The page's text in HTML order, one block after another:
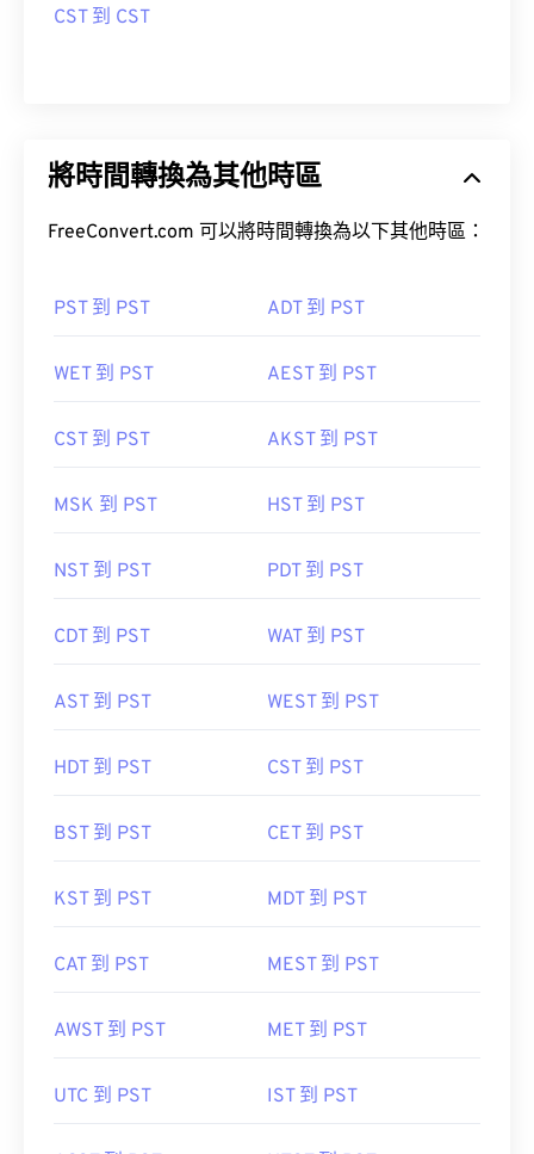
CST 到 CST
將時間轉換為其他時區
FreeConvert.com 可以將時間轉換為以下其他時區：
PST 到 PST ADT 到 PST
WET 到 PST AEST 到 PST
CST 到 PST AKST 到 PST
MSK 到 PST HST 到 PST
NST 到 PST PDT 到 PST
CDT 到 PST WAT 到 PST
AST 到 PST WEST 到 PST
HDT 到 PST CST 到 PST
BST 到 PST CET 到 PST
KST 到 PST MDT 到 PST
CAT 到 PST MEST 到 PST
AWST 到 PST MET 到 PST
UTC 到 PST IST 到 PST